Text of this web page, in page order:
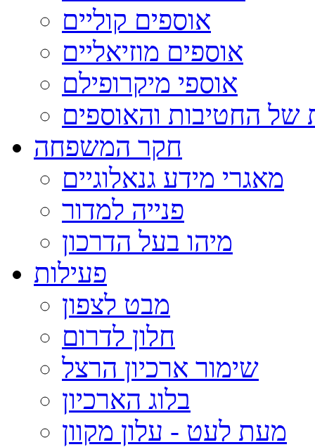
אוספים קוליים
אוספים מוזיאליים
אוספי מיקרופילם
של החטיבות והאוספים
חקר המשפחה
מאגרי מידע גנאלוגיים
פנייה למדור
מיהו בעל הדרכון
פעילות
מבט לצפון
חלון לדרום
שימור ארכיון הרצל
בלוג הארכיון
מעת לעט - עלון מקוון